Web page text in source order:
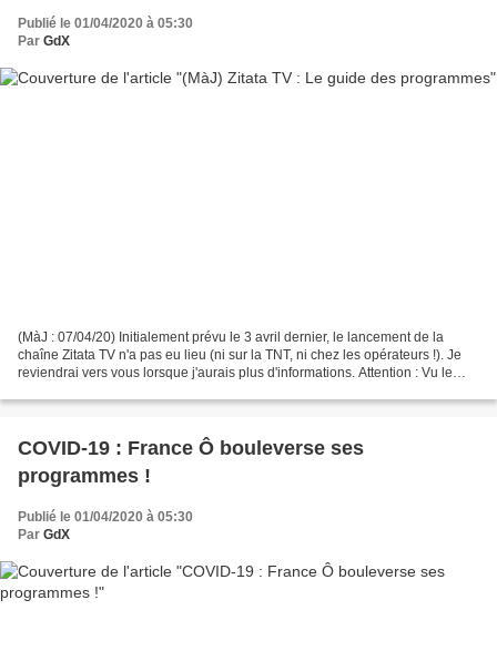
Publié le 01/04/2020 à 05:30
Par GdX
(MàJ : 07/04/20) Initialement prévu le 3 avril dernier, le lancement de la
chaîne Zitata TV n'a pas eu lieu (ni sur la TNT, ni chez les opérateurs !). Je
reviendrai vers vous lorsque j'aurais plus d'informations. Attention : Vu le
COVID-19 : France Ô bouleverse ses
programmes !
Publié le 01/04/2020 à 05:30
Par GdX